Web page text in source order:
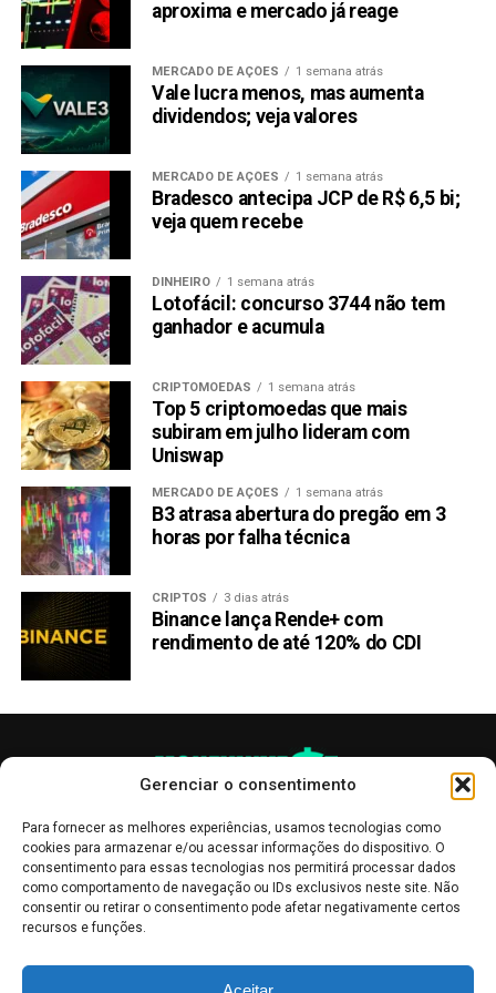
Gerenciar o consentimento
Para fornecer as melhores experiências, usamos tecnologias como
cookies para armazenar e/ou acessar informações do dispositivo. O
consentimento para essas tecnologias nos permitirá processar dados
como comportamento de navegação ou IDs exclusivos neste site. Não
consentir ou retirar o consentimento pode afetar negativamente certos
recursos e funções.
4% na semana passada. Embora isso possa não
representar um aumento substancial, analistas e
movimento positivo como um precursor potencial de
maior recuperação e resiliência do mercado.
Site:
Junte-se à nossa comunidade de telegramas:
Compartilhar:
Copy
Link
WhatsApp
Twitter
Facebook
Reddit
Email
KANGAMOON
PRESS RELEASE
PRÓXIMA:
5 principais Altcoins para ficar de olho antes de uma
possível explosão de valor ainda em 2024
NÃO PERCA:
Ripple: Preço do XRP poderá atingir o valor de US$
2,90 em 2024, alta de 500%
aproxima e mercado já reage
MERCADO DE AÇÕES 1 semana atrás
Vale lucra menos, mas aumenta
dividendos; veja valores
MERCADO DE AÇÕES 1 semana atrás
Bradesco antecipa JCP de R$ 6,5 bi;
veja quem recebe
DINHEIRO 1 semana atrás
Lotofácil: concurso 3744 não tem
ganhador e acumula
CRIPTOMOEDAS 1 semana atrás
Top 5 criptomoedas que mais
subiram em julho lideram com
Uniswap
MERCADO DE AÇÕES 1 semana atrás
B3 atrasa abertura do pregão em 3
horas por falha técnica
CRIPTOS 3 dias atrás
Binance lança Rende+ com
rendimento de até 120% do CDI